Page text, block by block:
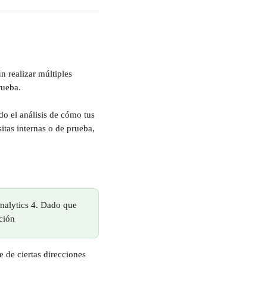
realizar múltiples
el análisis de cómo tus
internas o de prueba,
4. Dado que
de ciertas direcciones